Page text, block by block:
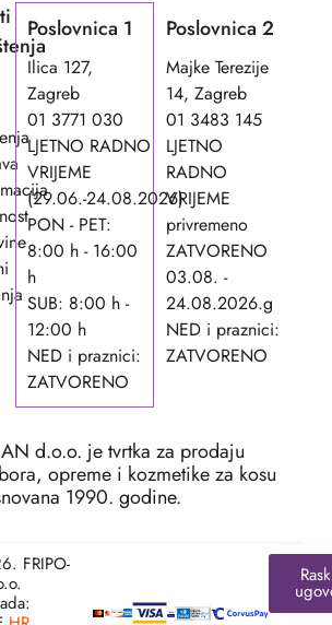
Poslovnica 1
Ilica 127,
Zagreb
01 3771 030
LJETNO RADNO
VRIJEME
(29.06.-24.08.2026)
PON - PET:
8:00 h - 16:00
h
SUB: 8:00 h -
12:00 h
NED i praznici:
ZATVORENO
Poslovnica 2
Majke Terezije
14, Zagreb
01 3483 145
LJETNO
RADNO
VRIJEME
privremeno
ZATVORENO
03.08. -
24.08.2026.g
NED i praznici:
ZATVORENO
d.o.o. je tvrtka za prodaju
opreme i kozmetike za kosu
1990. godine.
FRIPO-